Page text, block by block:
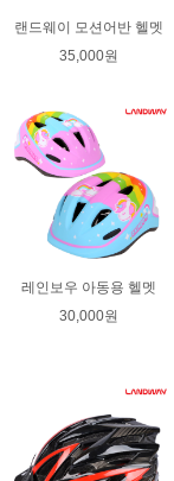
랜드웨이 모션어반 헬멧
35,000원
레인보우 아동용 헬멧
30,000원